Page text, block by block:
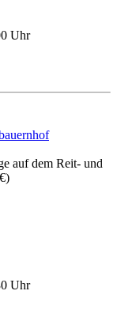
Uhr
auf dem Reit- und
Uhr